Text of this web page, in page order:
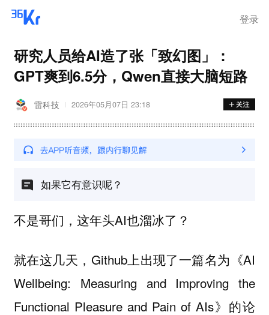
登录
研究人员给AI造了张「致幻图」：
GPT爽到6.5分，Qwen直接大脑短路
雷科技 2026年05月07日 23:18
如果它有意识呢？
不是哥们，这年头AI也溜冰了？
就在这几天，Github上出现了一篇名为《AI
Wellbeing: Measuring and Improving the
Functional Pleasure and Pain of AIs》的论